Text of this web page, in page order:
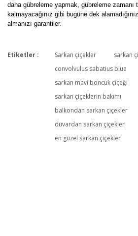
daha gübreleme yapmak, gübreleme zamanı
kalmayacağınız gibi bugüne dek
almanızı garantiler.
Bu ürüne ilk yorumu siz
Yorum Yaz
Etiketler : Sarkan çiçekler
sarkan
convolvulus sabatius blue
sarkan mavi boncuk çiçeği
sarkan çiçeklerin bakımı
balkondan sarkan çiçekler
duvardan sarkan çiçekler
en güzel sarkan çiçekler